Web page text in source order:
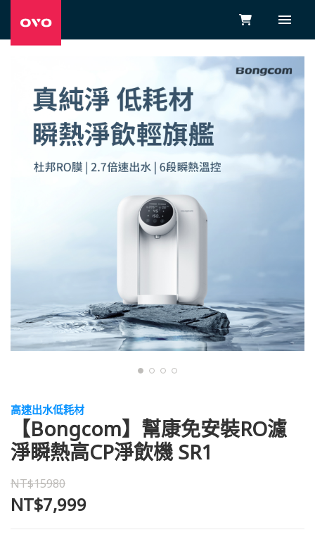
高速出水低耗材
【Bongcom】幫康免安裝RO濾
淨瞬熱高CP淨飲機 SR1
NT$15980
NT$7,999